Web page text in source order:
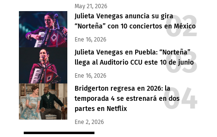
May 21, 2026
Julieta Venegas anuncia su gira
“Norteña” con 10 conciertos en México
Ene 16, 2026
Julieta Venegas en Puebla: “Norteña”
llega al Auditorio CCU este 10 de junio
Ene 16, 2026
Bridgerton regresa en 2026: la
temporada 4 se estrenará en dos
partes en Netflix
Ene 2, 2026